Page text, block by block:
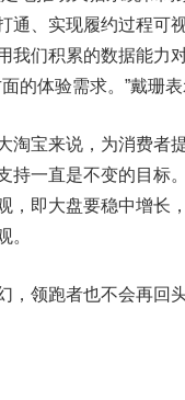
通、实现履约过程可
我们积累的数据能力
的体验需求。”戴珊表
宝来说，为消费者
持一直是不变的目标
，即大盘要稳中增长
。
领跑者也不会再回